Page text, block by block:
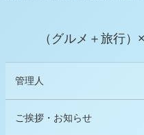
（グルメ＋旅行
管理人
ご挨拶・お知らせ